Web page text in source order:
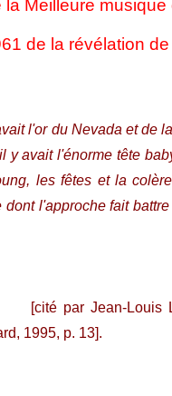
Meilleure
de la révélation
l'or du Nevada et de
y avait l'énorme tête
les fêtes et la
l'approche fait
Louis
1995, p. 13].